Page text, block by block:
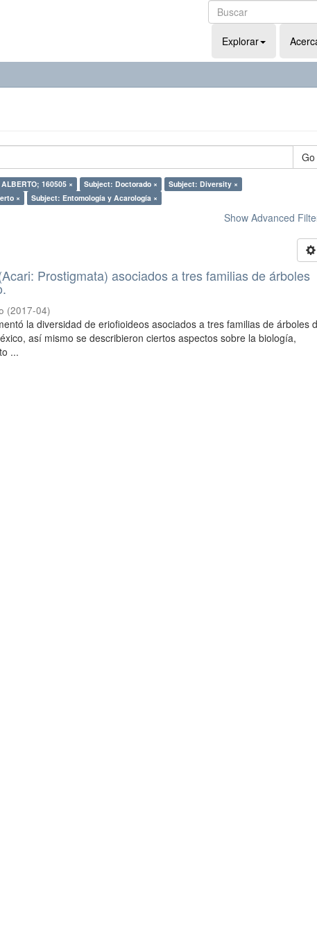
Explorar
Go
160505 × Subject: Doctorado ×
Subject: Diversity ×
×
Subject: Entomología y Acarología ×
Show Advanced
Prostigmata) asociados a tres familias de árboles
(2017-04)
la diversidad de eriofioideos asociados a tres familias de árboles
así mismo se describieron ciertos aspectos sobre la biología,
...